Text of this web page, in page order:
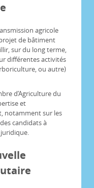
agricole
de bâtiment
sur du long terme,
différentes activités
ou autre)
d’Agriculture du
et
notamment sur les
candidats à